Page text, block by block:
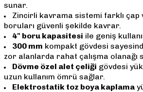
sunar.
Zincirli kavrama sistemi farklı çap
boruları güvenli şekilde kavrar.
4" boru kapasitesi ile geniş
300 mm kompakt gövdesi
zor alanlarda rahat çalışma olanağı
Dövme özel alet çeliği gövdesi
uzun kullanım ömrü sağlar.
Elektrostatik toz boya kaplama